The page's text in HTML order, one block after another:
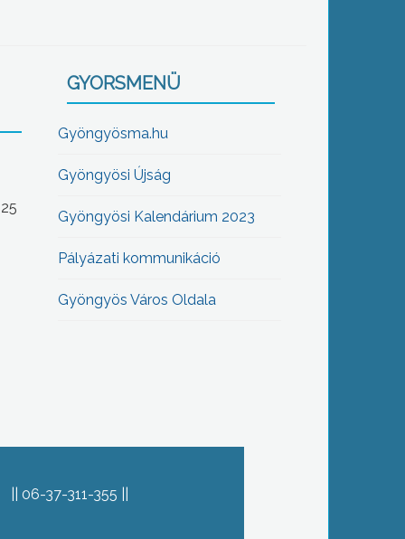
GYORSMENÜ
Gyöngyösma.hu
Gyöngyösi Újság
Gyöngyösi Kalendárium 2023
Pályázati kommunikáció
Gyöngyös Város Oldala
06-37-311-355